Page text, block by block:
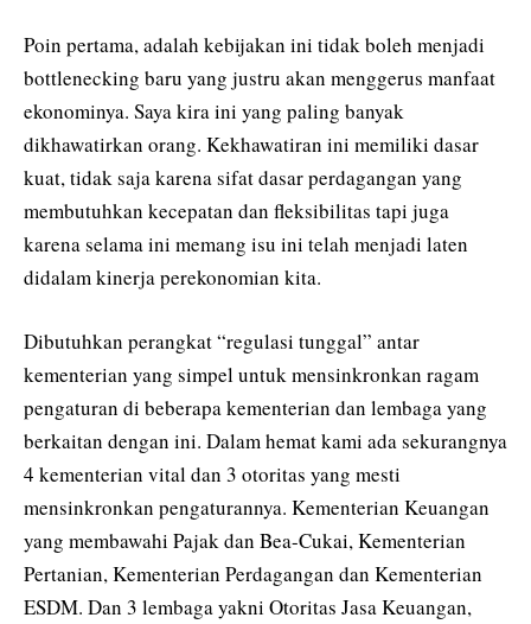
Poin pertama, adalah kebijakan ini tidak boleh menjadi
bottlenecking baru yang justru akan menggerus manfaat
ekonominya. Saya kira ini yang paling banyak
dikhawatirkan orang. Kekhawatiran ini memiliki dasar
kuat, tidak saja karena sifat dasar perdagangan yang
membutuhkan kecepatan dan fleksibilitas tapi juga
karena selama ini memang isu ini telah menjadi laten
didalam kinerja perekonomian kita.
Dibutuhkan perangkat “regulasi tunggal” antar
kementerian yang simpel untuk mensinkronkan ragam
pengaturan di beberapa kementerian dan lembaga yang
berkaitan dengan ini. Dalam hemat kami ada sekurangnya
4 kementerian vital dan 3 otoritas yang mesti
mensinkronkan pengaturannya. Kementerian Keuangan
yang membawahi Pajak dan Bea-Cukai, Kementerian
Pertanian, Kementerian Perdagangan dan Kementerian
ESDM. Dan 3 lembaga yakni Otoritas Jasa Keuangan,